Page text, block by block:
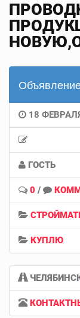
18
ГОСТЬ
0 /
КУПЛЮ